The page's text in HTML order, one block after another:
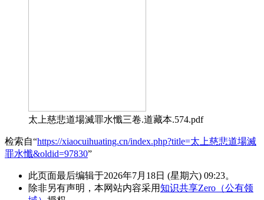
太上慈悲道場滅罪水懺三卷.道藏本.574.pdf
检索自“https://xiaocuihuating.cn/index.php?title=太上慈悲道場滅
罪水懺&oldid=97830”
此页面最后编辑于2026年7月18日 (星期六) 09:23。
除非另有声明，本网站内容采用知识共享Zero（公有领